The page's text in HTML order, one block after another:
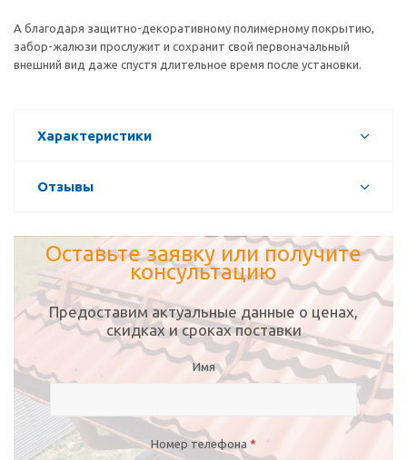
А благодаря защитно-декоративному полимерному покрытию,
забор-жалюзи прослужит и сохранит свой первоначальный
внешний вид даже спустя длительное время после установки.
Характеристики
Отзывы
Оставьте заявку или получите
консультацию
Предоставим актуальные данные о ценах,
скидках и сроках поставки
Имя
Номер телефона *